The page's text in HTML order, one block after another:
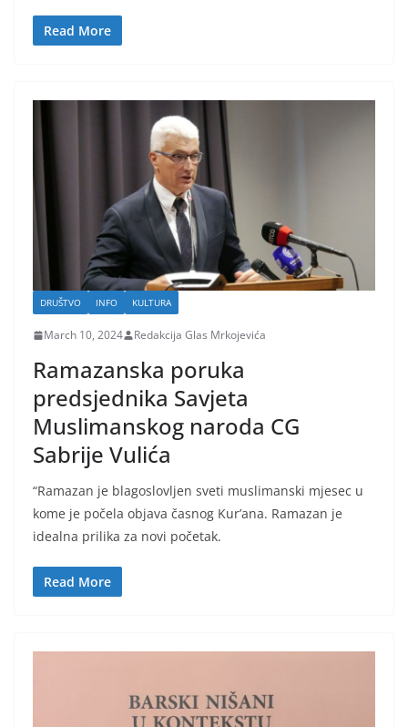
Read More
DRUŠTVO INFO KULTURA
March 10, 2024 Redakcija Glas Mrkojevića
Ramazanska poruka
predsjednika Savjeta
Muslimanskog naroda CG
Sabrije Vulića
“Ramazan je blagoslovljen sveti muslimanski mjesec u
kome je počela objava časnog Kur’ana. Ramazan je
idealna prilika za novi početak.
Read More